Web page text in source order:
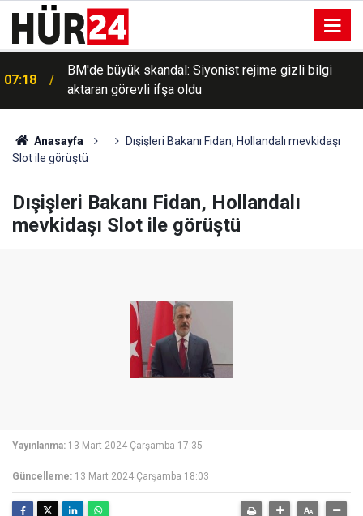
07:18
BM'de büyük skandal: Siyonist rejime gizli bilgi
aktaran görevli ifşa oldu
Anasayfa
Dışişleri Bakanı Fidan, Hollandalı mevkidaşı
Slot ile görüştü
Dışişleri Bakanı Fidan, Hollandalı
mevkidaşı Slot ile görüştü
Yayınlanma: 13 Mart 2024 Çarşamba 17:35
Güncelleme: 13 Mart 2024 Çarşamba 18:03